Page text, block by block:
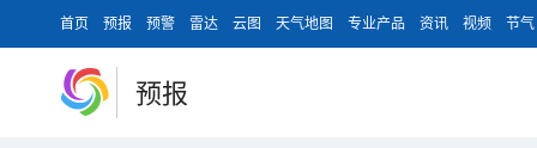
首页 预报 预警 雷达 云图 天气地图 专业产品 资讯 视频 节气
预报